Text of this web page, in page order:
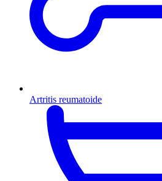
Artritis reumatoide